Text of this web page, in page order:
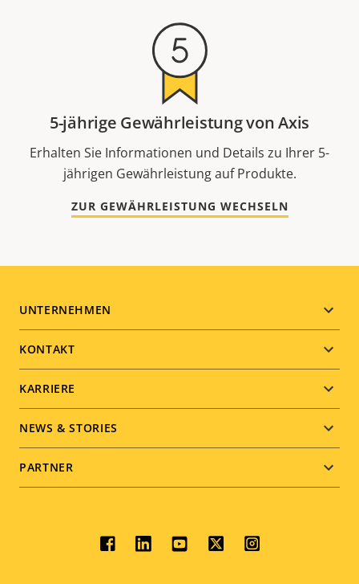
5-jährige Gewährleistung von Axis
Erhalten Sie Informationen und Details zu Ihrer 5-
jährigen Gewährleistung auf Produkte.
ZUR GEWÄHRLEISTUNG WECHSELN
Footer
menu
UNTERNEHMEN
KONTAKT
KARRIERE
NEWS & STORIES
PARTNER
Social